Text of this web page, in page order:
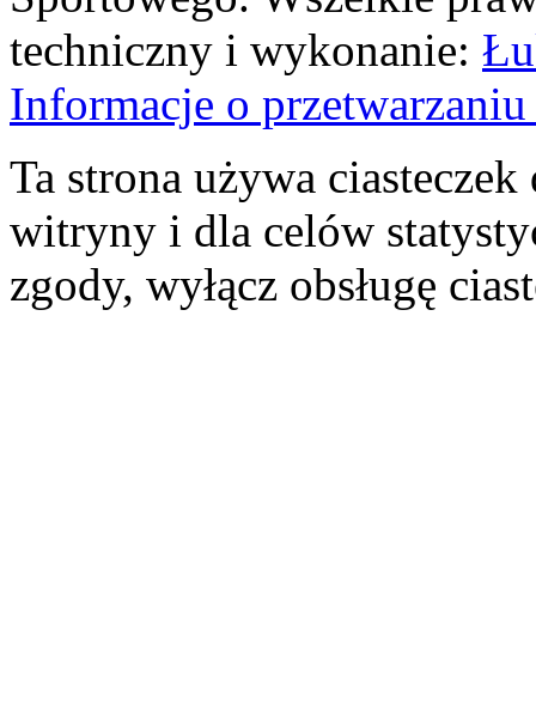
techniczny i wykonanie:
Informacje o
Ta strona używa
witryny i dla celów
zgody, wyłącz obsługę